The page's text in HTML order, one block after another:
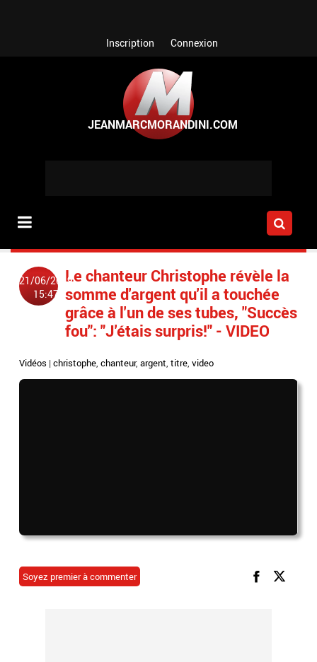
Inscription Connexion
21/06/2019
15:47
Le chanteur Christophe révèle la
somme d'argent qu'il a touchée
grâce à l'un de ses tubes, "Succès
fou": "J'étais surpris!" - VIDEO
Vidéos |christophe,chanteur,argent,titre,video
Soyez premier à commenter